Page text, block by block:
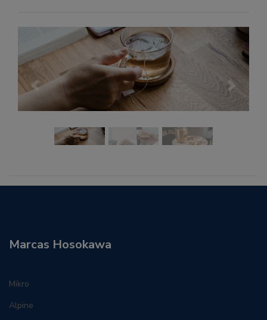
Previous Next
Marcas Hosokawa
Mikro
Alpine